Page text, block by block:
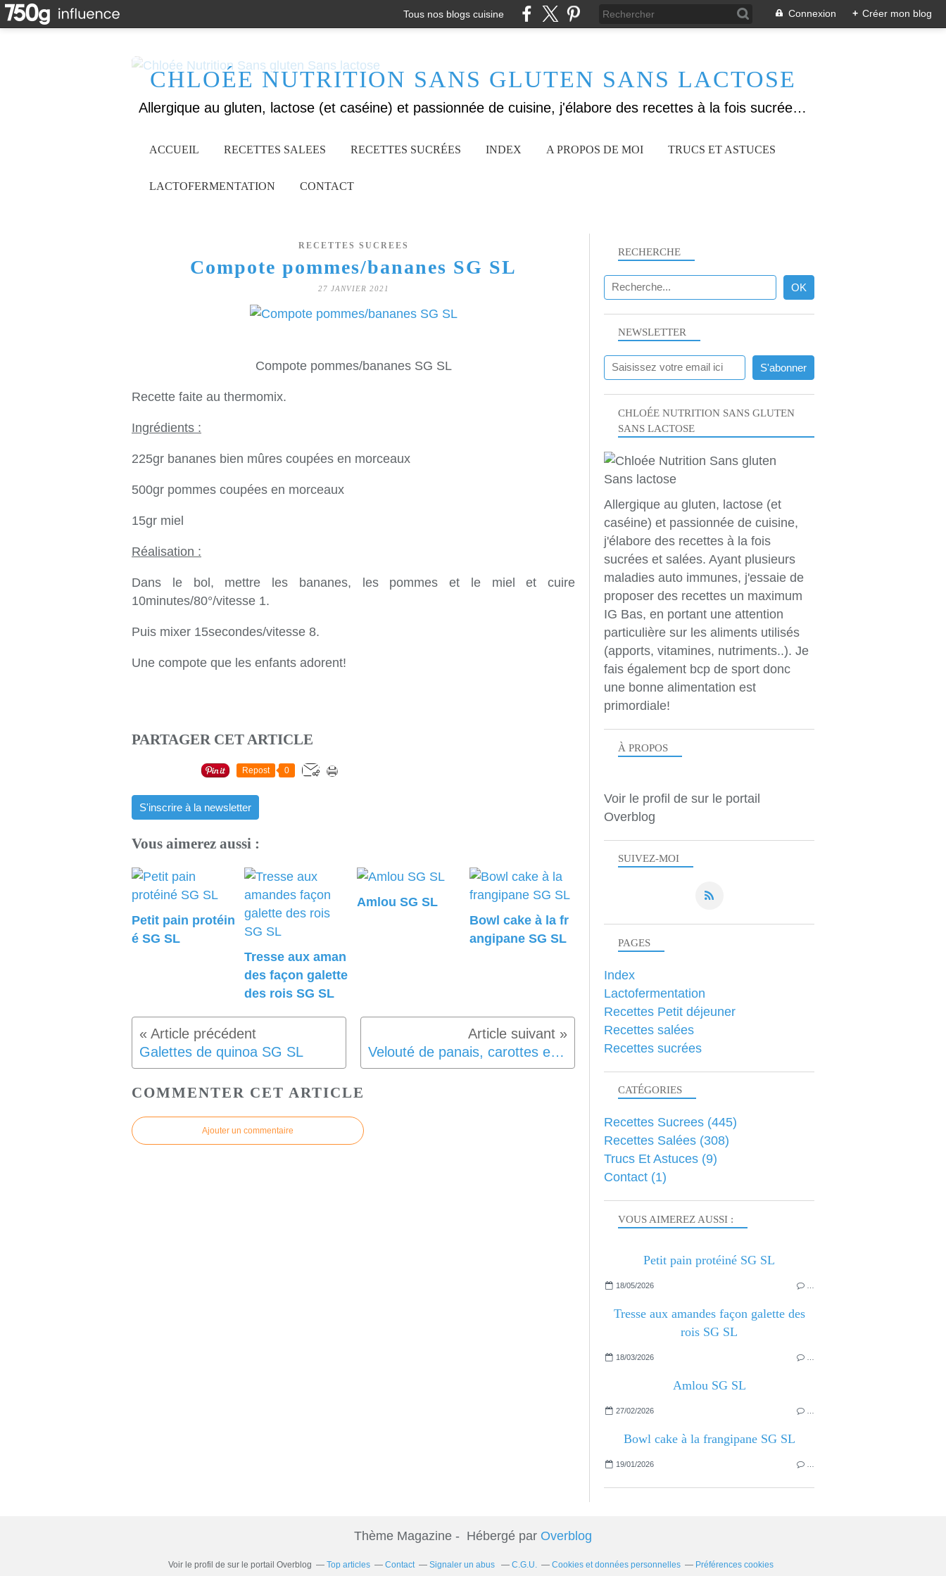
Tous nos blogs cuisine Connexion + Créer mon blog
CHLOÉE NUTRITION SANS GLUTEN SANS LACTOSE
Allergique au gluten, lactose (et caséine) et passionnée de cuisine, j'élabore des recettes à la fois sucrées et salées. Ayant plusieurs maladies auto immunes, j'essaie de proposer des recettes un maximum IG Bas, en portant une attention particulière sur les aliments utilisés (apports, vitamines, nutriments..). Je fais également bcp de sport donc une bonne alimentation est primordiale!
ACCUEIL RECETTES SALEES RECETTES SUCRÉES INDEX A PROPOS DE MOI TRUCS ET ASTUCES
LACTOFERMENTATION CONTACT
RECETTES SUCREES
Compote pommes/bananes SG SL
27 JANVIER 2021
Compote pommes/bananes SG SL
Recette faite au thermomix.
Ingrédients :
225gr bananes bien mûres coupées en morceaux
500gr pommes coupées en morceaux
15gr miel
Réalisation :
Dans le bol, mettre les bananes, les pommes et le miel et cuire
10minutes/80°/vitesse 1.
Puis mixer 15secondes/vitesse 8.
Une compote que les enfants adorent!
PARTAGER CET ARTICLE
Repost 0
S'inscrire à la newsletter
Vous aimerez aussi :
Petit pain protéin
é SG SL
Tresse aux aman
des façon galette
des rois SG SL
Amlou SG SL
Bowl cake à la fr
angipane SG SL
Galettes de quinoa SG SL Velouté de panais, carottes et poivrons SG SL
COMMENTER CET ARTICLE
Ajouter un commentaire
NEWSLETTER
SUIVEZ-MOI
RECHERCHE
CHLOÉE NUTRITION SANS GLUTEN
SANS LACTOSE
Allergique au gluten, lactose (et
caséine) et passionnée de cuisine,
j'élabore des recettes à la fois
sucrées et salées. Ayant plusieurs
maladies auto immunes, j'essaie de
proposer des recettes un maximum
IG Bas, en portant une attention
particulière sur les aliments utilisés
(apports, vitamines, nutriments..). Je
fais également bcp de sport donc
une bonne alimentation est
primordiale!
À PROPOS
Voir le profil de sur le portail
Overblog
VOUS AIMEREZ AUSSI :
Petit pain protéiné SG SL
18/05/2026
Tresse aux amandes façon galette des
rois SG SL
18/03/2026
Amlou SG SL
27/02/2026
Bowl cake à la frangipane SG SL
19/01/2026
PAGES
Index
Lactofermentation
Recettes Petit déjeuner
Recettes salées
Recettes sucrées
CATÉGORIES
Recettes Sucrees (445)
Recettes Salées (308)
Trucs Et Astuces (9)
Contact (1)
Thème Magazine - Hébergé par Overblog
Voir le profil de sur le portail Overblog Top articles Contact Signaler un abus C.G.U. Cookies et données personnelles Préférences cookies